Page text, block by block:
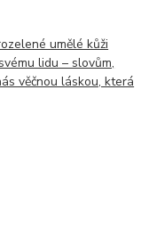
umělé kůži
lidu – slovům,
věčnou láskou, která